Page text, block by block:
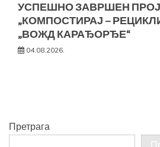
УСПЕШНО ЗАВРШЕН
„КОМПОСТИРАЈ –
„ВОЖД КАРАЂОРЂЕ“
04.08.2026.
Претрага